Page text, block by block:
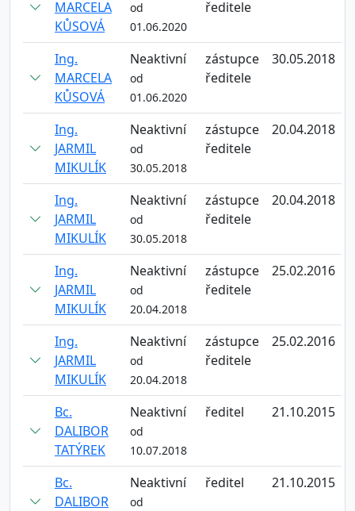
MARCELA
KŮSOVÁ
od
01.06.2020
ředitele
Ing.
MARCELA
KŮSOVÁ
Neaktivní
od
01.06.2020
zástupce
ředitele
30.05.2018
Ing.
JARMIL
MIKULÍK
Neaktivní
od
30.05.2018
zástupce
ředitele
20.04.2018
Ing.
JARMIL
MIKULÍK
Neaktivní
od
30.05.2018
zástupce
ředitele
20.04.2018
Ing.
JARMIL
MIKULÍK
Neaktivní
od
20.04.2018
zástupce
ředitele
25.02.2016
Ing.
JARMIL
MIKULÍK
Neaktivní
od
20.04.2018
zástupce
ředitele
25.02.2016
Bc.
DALIBOR
TATÝREK
Neaktivní
od
10.07.2018
ředitel 21.10.2015
Bc.
DALIBOR
Neaktivní
od
ředitel 21.10.2015